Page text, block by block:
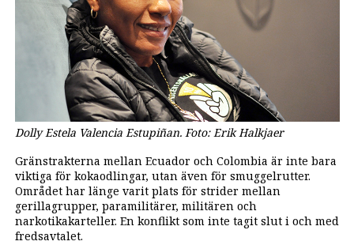
Dolly Estela Valencia Estupiñan. Foto: Erik Halkjaer
Gränstrakterna mellan Ecuador och Colombia är inte bara
viktiga för kokaodlingar, utan även för smuggelrutter.
Området har länge varit plats för strider mellan
gerillagrupper, paramilitärer, militären och
narkotikakarteller. En konflikt som inte tagit slut i och med
fredsavtalet.